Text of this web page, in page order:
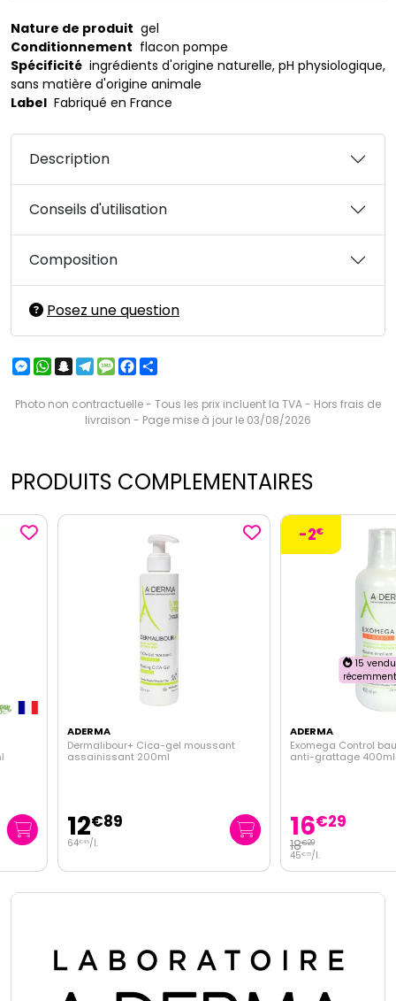
Nature de produit gel
Conditionnement flacon pompe
Spécificité ingrédients d'origine naturelle, pH physiologique,
sans matière d'origine animale
Label Fabriqué en France
Description
Conseils d'utilisation
Composition
Posez une question
Messenger
WhatsApp
Snapchat
Telegram
MessageFacebook
Photo non contractuelle - Tous les prix incluent la TVA - Hors frais de
livraison - Page mise à jour le 03/08/2026
PRODUITS COMPLEMENTAIRES
Dermalibour+ Cica-gel moussant
assainissant 200ml
12 89
64
-2
15 vendus
récemment !
Exomega Control baume
anti-grattage 400ml
16 29
18€